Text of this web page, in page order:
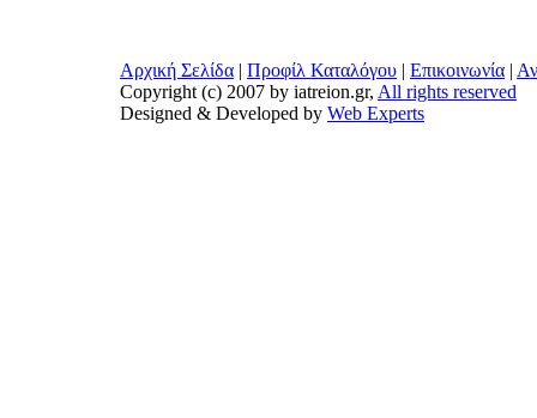
Αρχική Σελίδα | Προφίλ Καταλόγου | Επικοινωνία |
Copyright (c) 2007 by iatreion.gr, All rights reserved
Designed & Developed by Web Experts